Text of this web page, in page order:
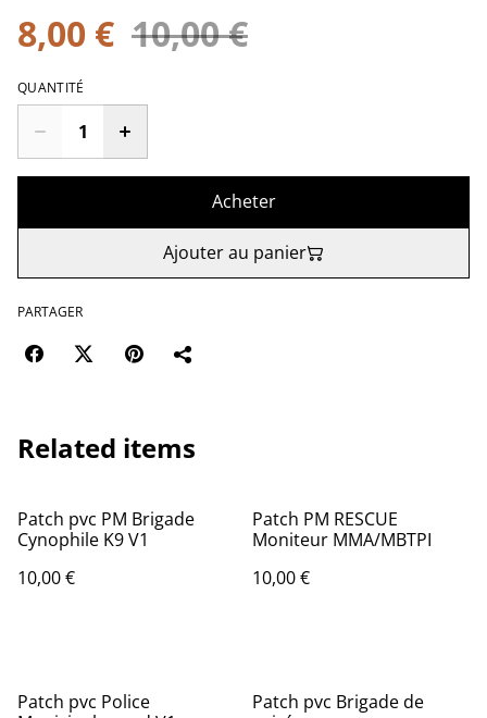
8,00 € 10,00 €
QUANTITÉ
Acheter
Ajouter au panier
PARTAGER
Related items
Patch pvc PM Brigade
Cynophile K9 V1
10,00 €
Patch PM RESCUE
Moniteur MMA/MBTPI
10,00 €
Patch pvc Police
Patch pvc Brigade de